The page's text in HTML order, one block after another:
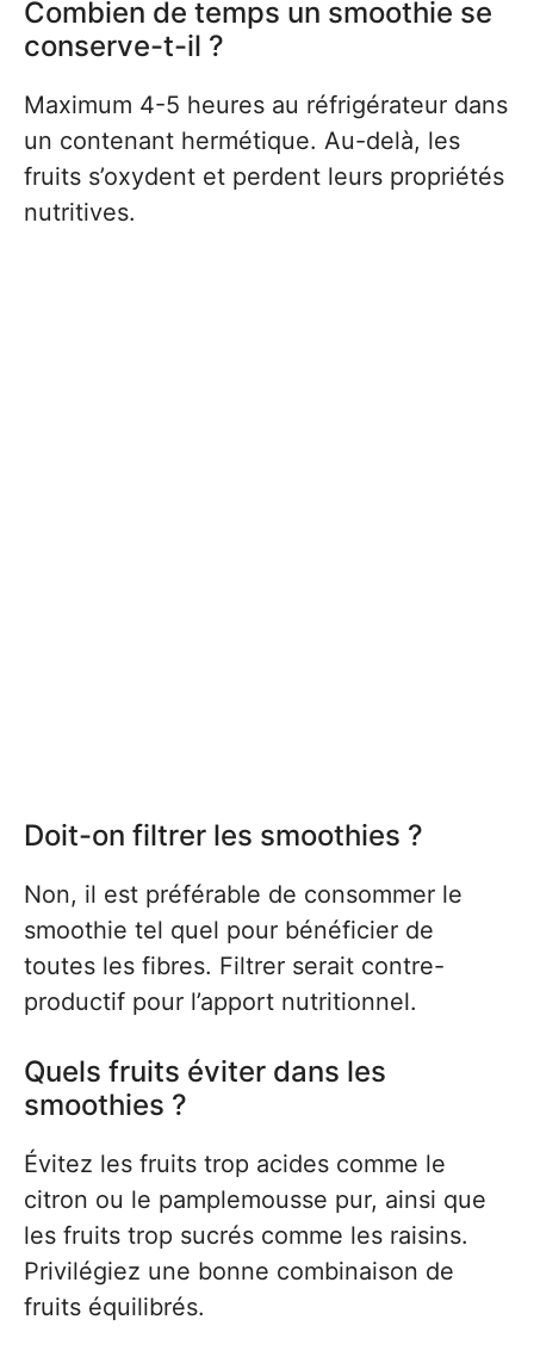
Combien de temps un smoothie se
conserve-t-il ?
Maximum 4-5 heures au réfrigérateur dans
un contenant hermétique. Au-delà, les
fruits s’oxydent et perdent leurs propriétés
nutritives.
Doit-on filtrer les smoothies ?
Non, il est préférable de consommer le
smoothie tel quel pour bénéficier de
toutes les fibres. Filtrer serait contre-
productif pour l’apport nutritionnel.
Quels fruits éviter dans les
smoothies ?
Évitez les fruits trop acides comme le
citron ou le pamplemousse pur, ainsi que
les fruits trop sucrés comme les raisins.
Privilégiez une bonne combinaison de
fruits équilibrés.